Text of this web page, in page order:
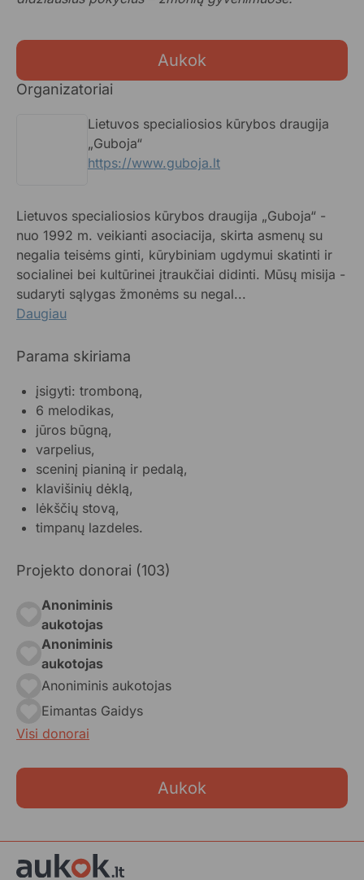
Aukok
Organizatoriai
Lietuvos specialiosios kūrybos draugija
„Guboja“
https://www.guboja.lt
Lietuvos specialiosios kūrybos draugija „Guboja“ -
nuo 1992 m. veikianti asociacija, skirta asmenų su
negalia teisėms ginti, kūrybiniam ugdymui skatinti ir
socialinei bei kultūrinei įtraukčiai didinti. Mūsų misija -
sudaryti sąlygas žmonėms su negal...
Daugiau
Parama skiriama
įsigyti: tromboną,
6 melodikas,
jūros būgną,
varpelius,
sceninį pianiną ir pedalą,
klavišinių dėklą,
lėkščių stovą,
timpanų lazdeles.
Projekto donorai (103)
Anoniminis
aukotojas
Anoniminis
aukotojas
Anoniminis aukotojas
Eimantas Gaidys
Visi donorai
Aukok